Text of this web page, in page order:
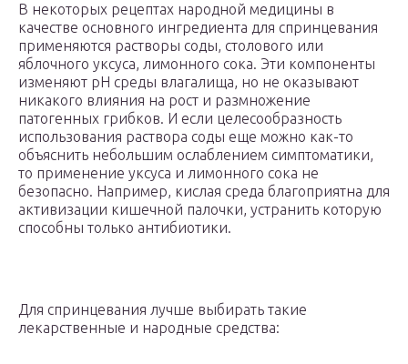
В некоторых рецептах народной медицины в
качестве основного ингредиента для спринцевания
применяются растворы соды, столового или
яблочного уксуса, лимонного сока. Эти компоненты
изменяют pH среды влагалища, но не оказывают
никакого влияния на рост и размножение
патогенных грибков. И если целесообразность
использования раствора соды еще можно как-то
объяснить небольшим ослаблением симптоматики,
то применение уксуса и лимонного сока не
безопасно. Например, кислая среда благоприятна для
активизации кишечной палочки, устранить которую
способны только антибиотики.
Для спринцевания лучше выбирать такие
лекарственные и народные средства: